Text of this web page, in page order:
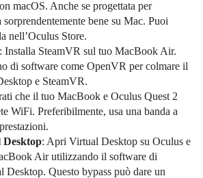
macOS. Anche se progettata per
bene su Mac. Puoi
nell’Oculus Store.
: Installa SteamVR sul tuo MacBook Air.
di software come OpenVR per colmare il
e SteamVR.
che il tuo MacBook e Oculus Quest 2
WiFi. Preferibilmente, usa una banda a
: Apri Virtual Desktop su Oculus e
Air utilizzando il software di
Desktop. Questo bypass può dare un